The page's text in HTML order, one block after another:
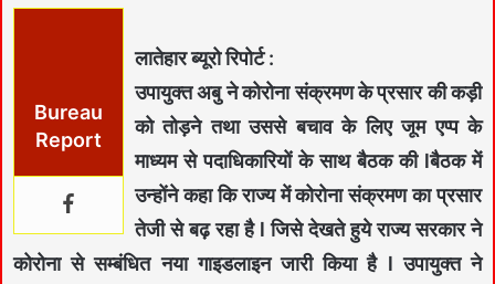
Bureau
Report
लातेहार ब्यूरो रिपोर्ट :
उपायुक्त अबु ने कोरोना संक्रमण के प्रसार की कड़ी
को तोड़ने तथा उससे बचाव के लिए जूम एप्प के
माध्यम से पदाधिकारियों के साथ बैठक की lबैठक में
उन्होंने कहा कि राज्य में कोरोना संक्रमण का प्रसार
तेजी से बढ़ रहा है l जिसे देखते हुये राज्य सरकार ने
कोरोना से सम्बंधित नया गाइडलाइन जारी किया है l उपायुक्त ने